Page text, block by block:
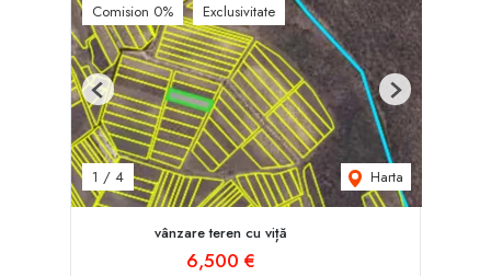
Comision 0% Exclusivitate
1 / 4 Harta
Previous Next
vânzare teren cu viță
6,500 €